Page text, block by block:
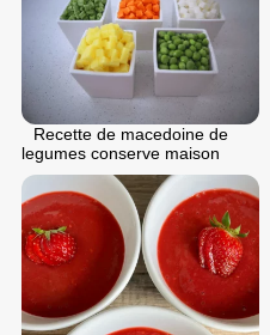
Recette de macedoine de
legumes conserve maison